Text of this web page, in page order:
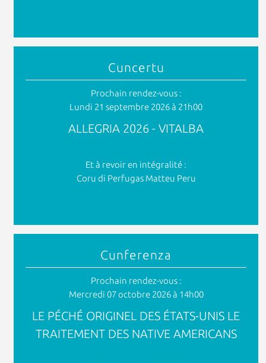
Cuncertu
Prochain rendez-vous :
Lundi 21 septembre 2026 à 21h00
ALLEGRIA 2026 - VITALBA
Et à revoir en intégralité :
Coru di Perfugas Matteu Peru
Cunferenza
Prochain rendez-vous :
Mercredi 07 octobre 2026 à 14h00
LE PÉCHÉ ORIGINEL DES ÉTATS-UNIS LE
TRAITEMENT DES NATIVE AMERICANS